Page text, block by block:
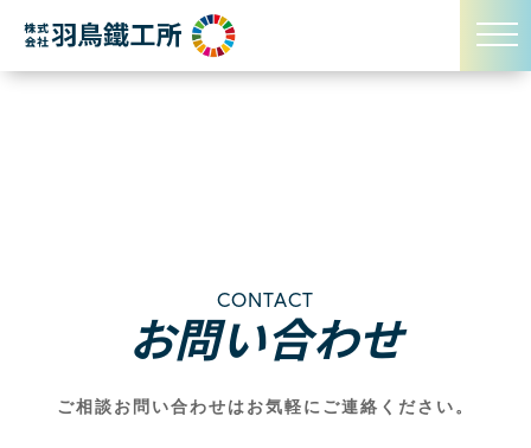
CONTACT
お問い合わせ
ご相談お問い合わせはお気軽にご連絡ください。